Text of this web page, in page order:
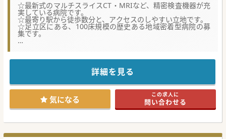
☆最新式のマルチスライスCT・MRIなど、精密検査機器が充
実している病院です。
☆最寄り駅から徒歩数分と、アクセスのしやすい立地です。
☆足立区にある、100床規模の歴史ある地域密着型病院の募
集です。
安定した経営基盤を誇ります。
週4日以下の勤務や土日休みが実現可能ですので、プライベ
ート重視の先生におすすめです。
#秋入職可
詳細を見る
気になる この求人に
問い合わせる